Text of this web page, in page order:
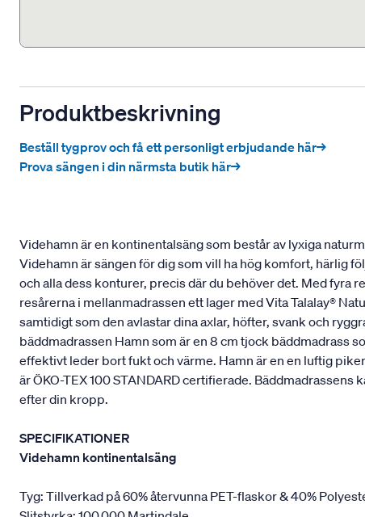
Produktbeskrivning
Beställ tygprov och få ett personligt erbjudande här→
Prova sängen i din närmsta butik här→
Videhamn är en kontinentalsäng som består av lyxiga
Videhamn är sängen för dig som vill ha hög komfort, härlig
och alla dess konturer, precis där du behöver det. Med fyra
resårerna i mellanmadrassen ett lager med Vita Talalay®
samtidigt som den avlastar dina axlar, höfter, svank och
bäddmadrassen Hamn som är en 8 cm tjock bäddmadrass
effektivt leder bort fukt och värme. Hamn är en en luftig
är ÖKO-TEX 100 STANDARD certifierade.
efter din kropp.
SPECIFIKATIONER
Videhamn kontinentalsäng
Tyg: Tillverkad på 60% återvunna PET-flaskor & 40%